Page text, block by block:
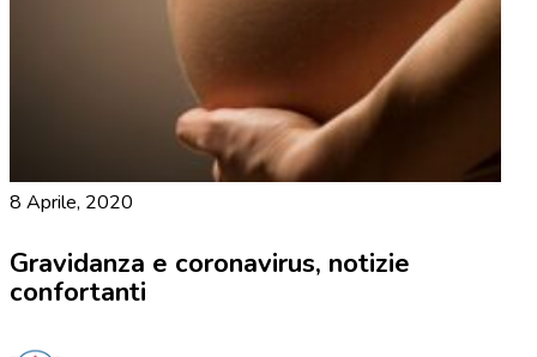
8 Aprile, 2020
Gravidanza e coronavirus, notizie
confortanti